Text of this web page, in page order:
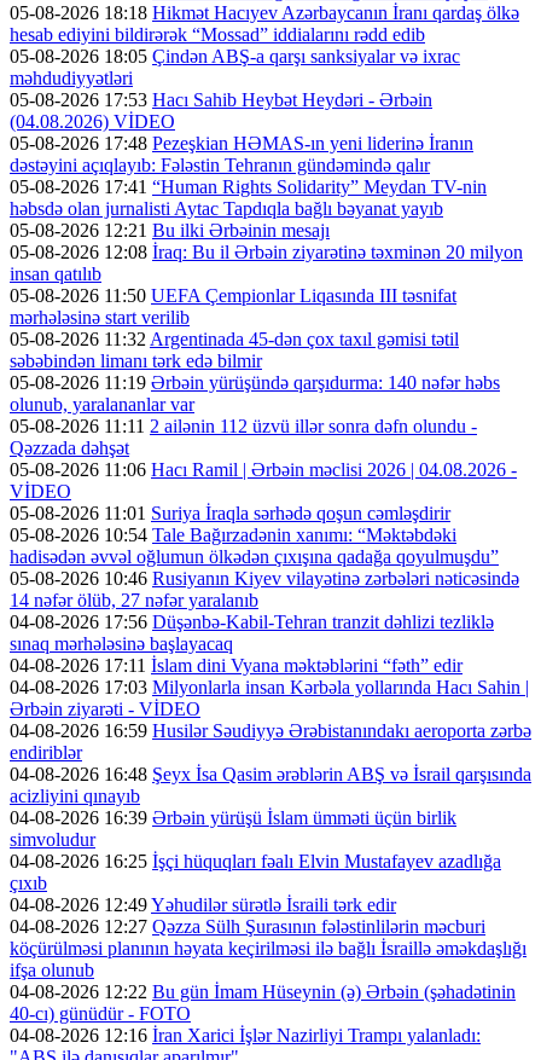
05-08-2026 18:18 Hikmət Hacıyev Azərbaycanın İranı qardaş ölkə
hesab ediyini bildirərək “Mossad” iddialarını rədd edib
05-08-2026 18:05 Çindən ABŞ-a qarşı sanksiyalar və ixrac
məhdudiyyətləri
05-08-2026 17:53 Hacı Sahib Heybət Heydəri - Ərbəin
(04.08.2026) VİDEO
05-08-2026 17:48 Pezeşkian HƏMAS-ın yeni liderinə İranın
dəstəyini açıqlayıb: Fələstin Tehranın gündəmində qalır
05-08-2026 17:41 “Human Rights Solidarity” Meydan TV-nin
həbsdə olan jurnalisti Aytac Tapdıqla bağlı bəyanat yayıb
05-08-2026 12:21 Bu ilki Ərbəinin mesajı
05-08-2026 12:08 İraq: Bu il Ərbəin ziyarətinə təxminən 20 milyon
insan qatılıb
05-08-2026 11:50 UEFA Çempionlar Liqasında III təsnifat
mərhələsinə start verilib
05-08-2026 11:32 Argentinada 45-dən çox taxıl gəmisi tətil
səbəbindən limanı tərk edə bilmir
05-08-2026 11:19 Ərbəin yürüşündə qarşıdurma: 140 nəfər həbs
olunub, yaralananlar var
05-08-2026 11:11 2 ailənin 112 üzvü illər sonra dəfn olundu -
Qəzzada dəhşət
05-08-2026 11:06 Hacı Ramil | Ərbəin məclisi 2026 | 04.08.2026 -
VİDEO
05-08-2026 11:01 Suriya İraqla sərhədə qoşun cəmləşdirir
05-08-2026 10:54 Tale Bağırzadənin xanımı: “Məktəbdəki
hadisədən əvvəl oğlumun ölkədən çıxışına qadağa qoyulmuşdu”
05-08-2026 10:46 Rusiyanın Kiyev vilayətinə zərbələri nəticəsində
14 nəfər ölüb, 27 nəfər yaralanıb
04-08-2026 17:56 Düşənbə-Kabil-Tehran tranzit dəhlizi tezliklə
sınaq mərhələsinə başlayacaq
04-08-2026 17:11 İslam dini Vyana məktəblərini “fəth” edir
04-08-2026 17:03 Milyonlarla insan Kərbəla yollarında Hacı Sahin |
Ərbəin ziyarəti - VİDEO
04-08-2026 16:59 Husilər Səudiyyə Ərəbistanındakı aeroporta zərbə
endiriblər
04-08-2026 16:48 Şeyx İsa Qasim ərəblərin ABŞ və İsrail qarşısında
acizliyini qınayıb
04-08-2026 16:39 Ərbəin yürüşü İslam ümməti üçün birlik
simvoludur
04-08-2026 16:25 İşçi hüquqları fəalı Elvin Mustafayev azadlığa
çıxıb
04-08-2026 12:49Yəhudilər sürətlə İsraili tərk edir
04-08-2026 12:27 Qəzza Sülh Şurasının fələstinlilərin məcburi
köçürülməsi planının həyata keçirilməsi ilə bağlı İsraillə əməkdaşlığı
ifşa olunub
04-08-2026 12:22 Bu gün İmam Hüseynin (ə) Ərbəin (şəhadətinin
40-cı) günüdür - FOTO
04-08-2026 12:16 İran Xarici İşlər Nazirliyi Trampı yalanladı: